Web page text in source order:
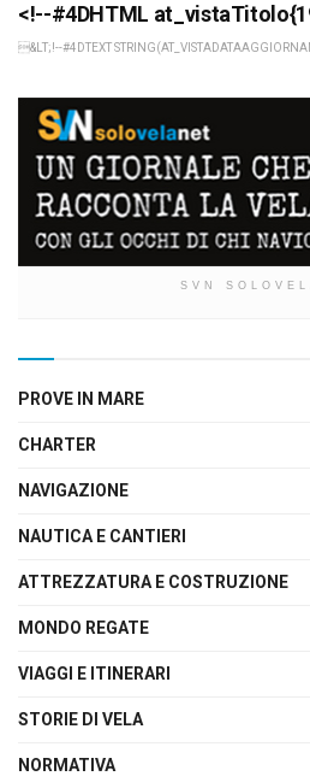
<!--#4DHTML
&LT;!--#4DTEXT
SVN
PROVE IN MARE
CHARTER
NAVIGAZIONE
NAUTICA E CANTIERI
ATTREZZATURA E COSTRUZIONE
MONDO REGATE
VIAGGI E ITINERARI
STORIE DI VELA
NORMATIVA